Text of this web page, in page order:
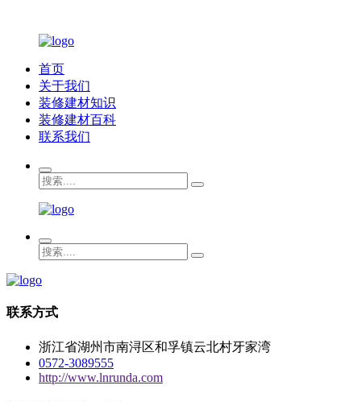
首页
关于我们
装修建材知识
装修建材百科
联系我们
联系方式
浙江省湖州市南浔区和孚镇云北村牙家湾
0572-3089555
http://www.lnrunda.com